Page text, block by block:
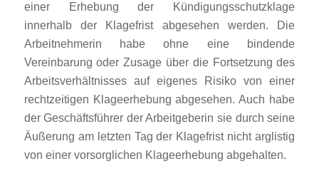
einer Erhebung der Kündigungsschutzklage
innerhalb der Klagefrist abgesehen werden. Die
Arbeitnehmerin habe ohne eine bindende
Vereinbarung oder Zusage über die Fortsetzung des
Arbeitsverhältnisses auf eigenes Risiko von einer
rechtzeitigen Klageerhebung abgesehen. Auch habe
der Geschäftsführer der Arbeitgeberin sie durch seine
Äußerung am letzten Tag der Klagefrist nicht arglistig
von einer vorsorglichen Klageerhebung abgehalten.